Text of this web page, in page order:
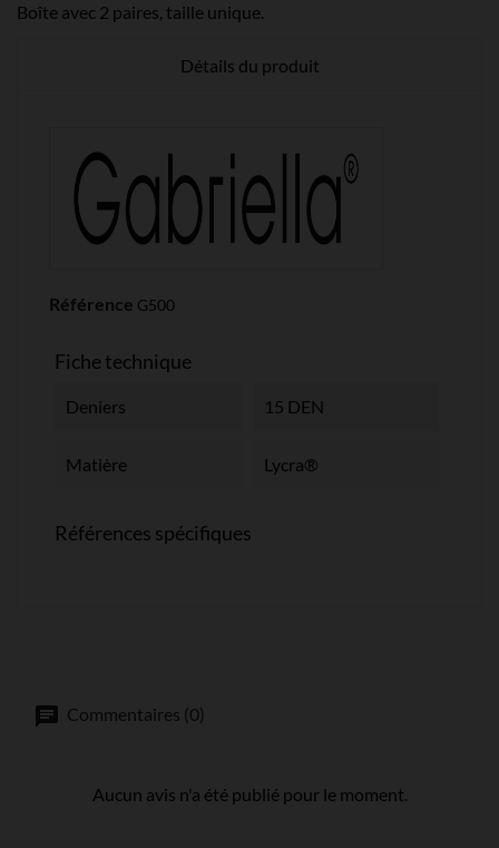
Boîte avec 2 paires, taille unique.
Détails du produit
Référence G500
Fiche technique
Deniers 15 DEN
Matière Lycra®
Références spécifiques
Commentaires (0)
Aucun avis n'a été publié pour le moment.